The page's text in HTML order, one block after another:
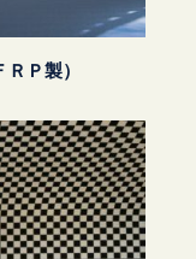
Ｐ製）